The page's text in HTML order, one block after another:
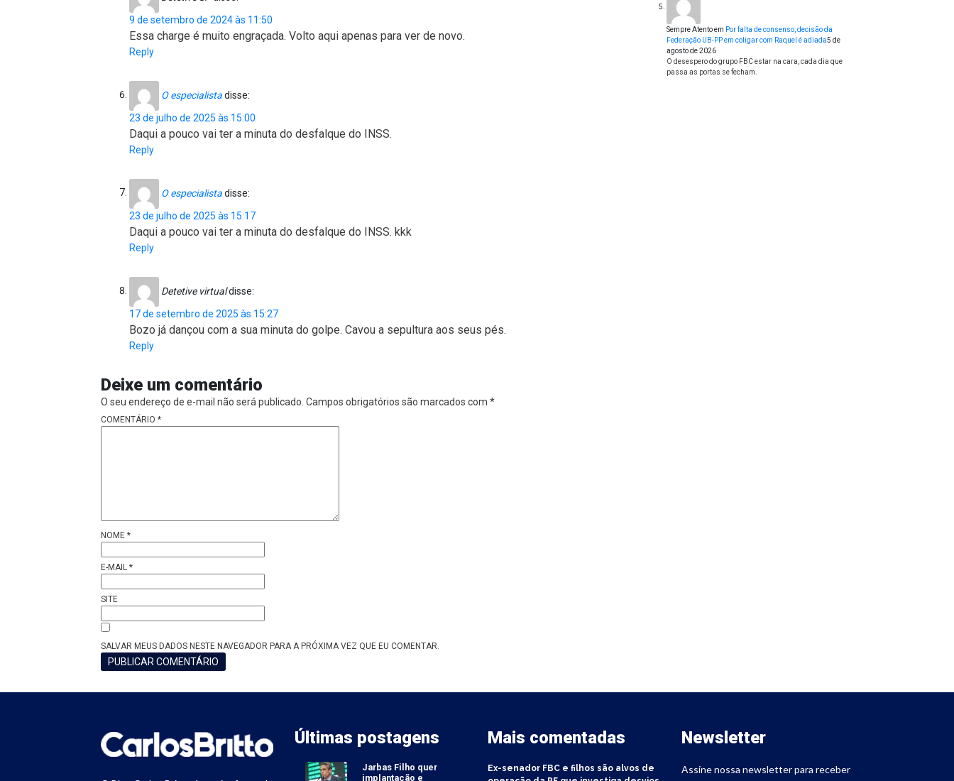
9 de setembro de 2024 às 11:50
Essa charge é muito engraçada. Volto aqui apenas para ver de novo.
Reply
O especialistadisse:
23 de julho de 2025 às 15:00
Daqui a pouco vai ter a minuta do desfalque do INSS.
Reply
O especialistadisse:
23 de julho de 2025 às 15:17
Daqui a pouco vai ter a minuta do desfalque do INSS. kkk
Reply
Detetive virtualdisse:
17 de setembro de 2025 às 15:27
Bozo já dançou com a sua minuta do golpe. Cavou a sepultura aos seus pés.
Reply
Deixe um comentário
O seu endereço de e-mail não será publicado. Campos obrigatórios são marcados com *
COMENTÁRIO *
NOME *
E-MAIL *
SITE
SALVAR MEUS DADOS NESTE NAVEGADOR PARA A PRÓXIMA VEZ QUE EU COMENTAR.
Sempre Atentoem Por falta de consenso, decisão da
Federação UB-PP em coligar com Raquel é adiada5 de
agosto de 2026
O desespero do grupo FBC estar na cara, cada dia que
passa as portas se fecham.
Últimas postagens
Jarbas Filho quer
implantação e
Mais comentadas
Ex-senador FBC e filhos são alvos de
Newsletter
Assine nossa newsletter para receber